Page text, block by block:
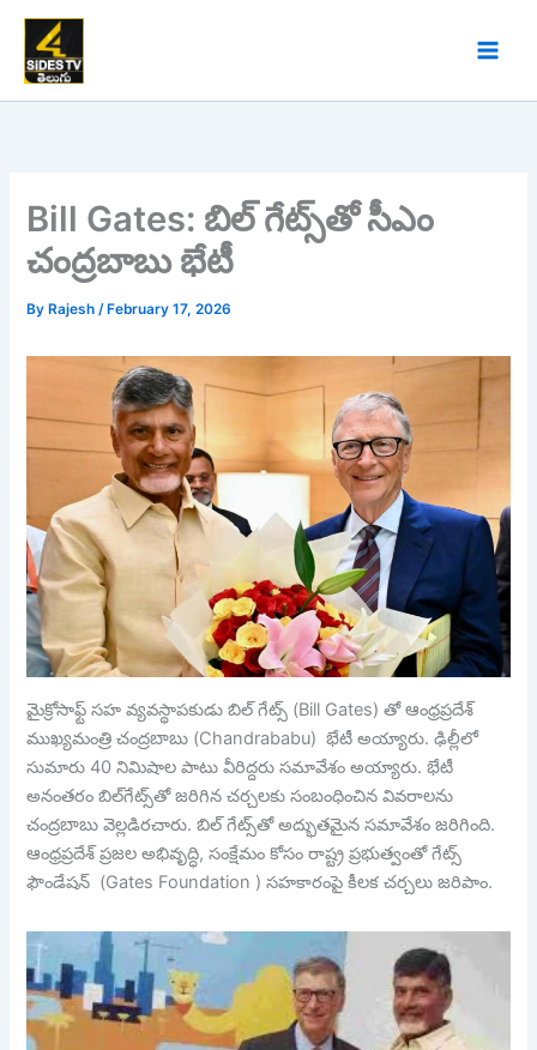
Skip
content
Bill Gates: బిల్‌ గేట్స్‌తో సీఎం
చంద్రబాబు భేటీ
By Rajesh/ February 17, 2026
మైక్రోసాఫ్ట్‌ సహ వ్యవస్థాపకుడు బిల్‌ గేట్స్‌ (Bill Gates) తో ఆంధ్రప్రదేశ్‌
ముఖ్యమంత్రి చంద్రబాబు (Chandrababu) భేటీ అయ్యారు. ఢిల్లీలో
సుమారు 40 నిమిషాల పాటు వీరిద్దరు సమావేశం అయ్యారు. భేటీ
అనంతరం బిల్‌గేట్స్‌తో జరిగిన చర్చలకు సంబంధించిన వివరాలను
చంద్రబాబు వెల్లడిరచారు. బిల్‌ గేట్స్‌తో అద్భుతమైన సమావేశం జరిగింది.
ఆంధ్రప్రదేశ్‌ ప్రజల అభివృద్ధి, సంక్షేమం కోసం రాష్ట్ర ప్రభుత్వంతో గేట్స్‌
ఫౌండేషన్‌ (Gates Foundation ) సహకారంపై కీలక చర్చలు జరిపాం.